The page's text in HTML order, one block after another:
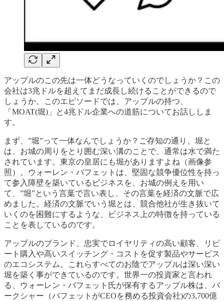
アップルのこの先は一体どうなっていくのでしょうか？この
会社は3兆ドルを超えてまだ成長し続けることができるので
しょうか。このエピソードでは、アップルの持つ、
「MOAT(堀)」と4兆ドル企業への道筋についてお話ししま
す。
まず、”堀”って一体なんでしょうか？ご存知の通り、堀と
は、お城の周りをとり囲む深い溝のことで、通常は水で満た
されています。東京の皇居にも堀がありますよね（画像参
照）。ウォーレン・バフェットは、堅固な競争優位性を持っ
て参入障壁を築いているビジネスを、お城の例えを用い
て、”堀”という言葉で言い表し、その言葉を経済の文脈で広
めました。経済の文脈でいう堀とは、競合他社が生き抜いて
いくのを困難にするような、ビジネス上の特徴を持っている
ことを表しているのです。
アップルのブランド、忠実でロイヤリティの高い顧客、リピ
ート購入や高いスイッチング・コストを促す製品やサービス
のエコシステム。これらすべてのお陰でアップルは深い深い
堀を築く事ができているのです。世界一の投資家と言われ
る、ウォーレン・バフェット氏が保有するアップル株は、バ
ークシャー（バフェットがCEOを務める投資会社)の3,700億